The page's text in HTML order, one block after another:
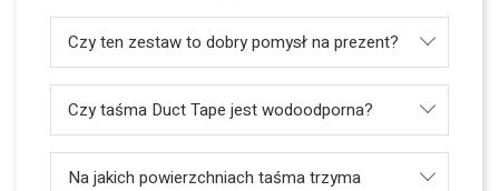
Czy ten zestaw to dobry pomysł na prezent?
Czy taśma Duct Tape jest wodoodporna?
Na jakich powierzchniach taśma trzyma